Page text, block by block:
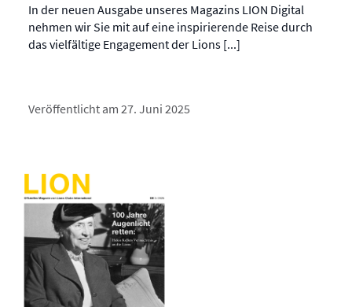
In der neuen Ausgabe unseres Magazins LION Digital
nehmen wir Sie mit auf eine inspirierende Reise durch
das vielfältige Engagement der Lions [...]
Veröffentlicht am 27. Juni 2025